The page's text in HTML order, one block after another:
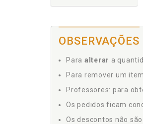
OBSERVAÇÕES
Para alterar a
Para remover um
Professores: para
Os pedidos ficam
Os descontos não